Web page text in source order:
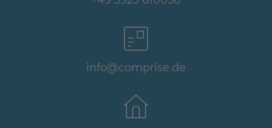
info@comprise.de